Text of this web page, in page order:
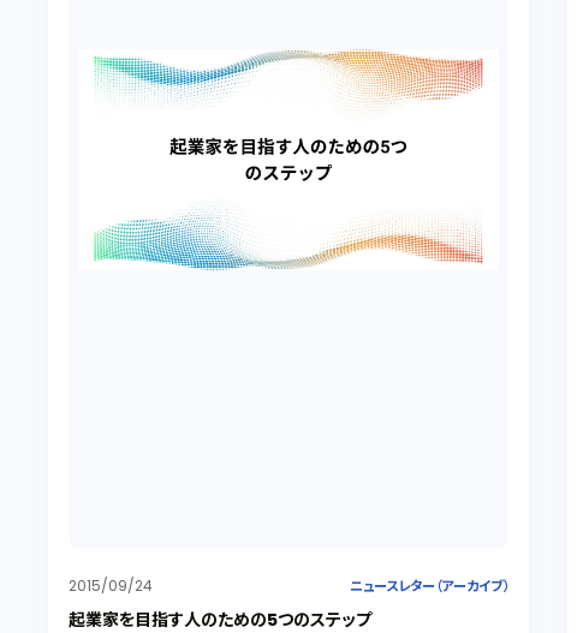
2015/09/24 ニュースレター（アーカイブ）
起業家を目指す人のための5つのステップ